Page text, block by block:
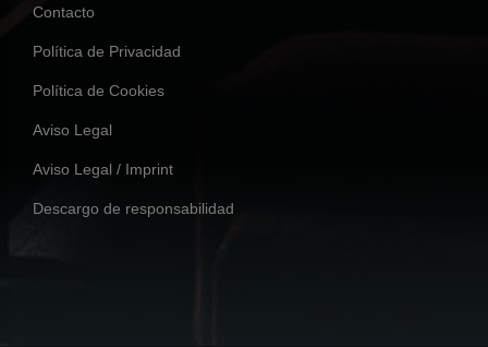
Contacto
Política de Privacidad
Política de Cookies
Aviso Legal
Aviso Legal / Imprint
Descargo de responsabilidad